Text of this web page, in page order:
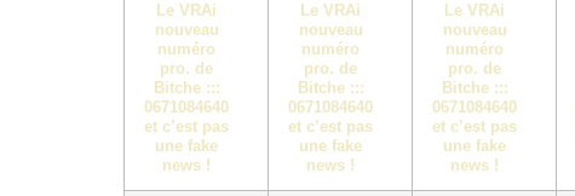
Le VRAi
nouveau
numéro
pro. de
Bitche :::
0671084640
et c’est pas
une fake
news !
Le VRAi
nouveau
numéro
pro. de
Bitche :::
0671084640
et c’est pas
une fake
news !
Le VRAi
nouveau
numéro
pro. de
Bitche :::
0671084640
et c’est pas
une fake
news !